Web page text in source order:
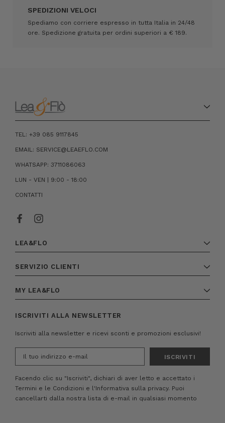
SPEDIZIONI VELOCI
Spediamo con corriere espresso in tutta Italia in 24/48
ore. Spedizione gratuita per ordini superiori a € 189.
TEL: +39 085 9117845
EMAIL: SERVICE@LEAEFLO.COM
WHATSAPP: 3711086063
LUN - VEN | 9:00 - 18:00
CONTATTI
LEA&FLO
SERVIZIO CLIENTI
MY LEA&FLO
ISCRIVITI ALLA NEWSLETTER
Iscriviti alla newsletter e ricevi sconti e promozioni esclusivi!
Facendo clic su "Iscriviti", dichiari di aver letto e accettato i
Termini e le Condizioni e l'Informativa sulla privacy. Puoi
cancellarti dalla nostra lista di e-mail in qualsiasi momento